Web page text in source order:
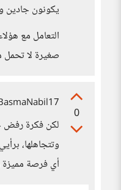
يكونون جادين
التعامل مع
صغيرة لا تحمل
0
لكن فكرة رفض
وتتجاهلها،
أي فرصة